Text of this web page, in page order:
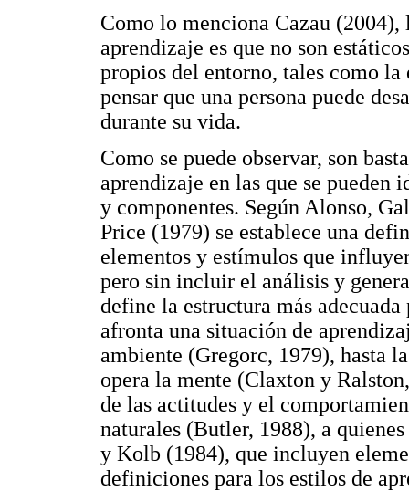
Como lo menciona Cazau
aprendizaje es que no son
propios del entorno, tales como
pensar que una persona puede
durante su vida.
Como se puede observar, son
aprendizaje en las que se pueden
y componentes. Según Alonso,
Price (1979) se establece una
elementos y estímulos que
pero sin incluir el análisis y
define la estructura más
afronta una situación de
ambiente (Gregorc, 1979), hasta
opera la mente (Claxton y
de las actitudes y el
naturales (Butler, 1988), a
y Kolb (1984), que incluyen
definiciones para los estilos de